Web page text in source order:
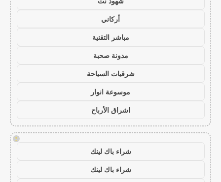
أركاني
مباشر التقنية
مدونة صحبة
شرقيات السياحة
موسوعة انوار
اشراق الأرباح
!
شراء باك لينك
شراء باك لينك